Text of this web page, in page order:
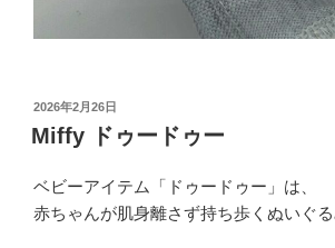
投
稿
日:
2026年2月26日
Miffy ドゥードゥー
ベビーアイテム「ドゥードゥー」は、
赤ちゃんが肌身離さず持ち歩くぬいぐる